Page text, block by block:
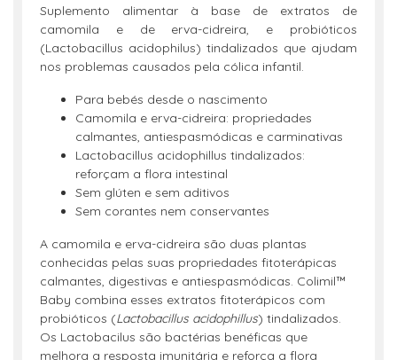
Suplemento alimentar à base de extratos de
camomila e de erva-cidreira, e probióticos
(Lactobacillus acidophilus) tindalizados que ajudam
nos problemas causados pela cólica infantil.
Para bebés desde o nascimento
Camomila e erva-cidreira: propriedades
calmantes, antiespasmódicas e carminativas
Lactobacillus acidophillus tindalizados:
reforçam a flora intestinal
Sem glúten e sem aditivos
Sem corantes nem conservantes
A camomila e erva-cidreira são duas plantas
conhecidas pelas suas propriedades fitoterápicas
calmantes, digestivas e antiespasmódicas. Colimil™
Baby combina esses extratos fitoterápicos com
probióticos (Lactobacillus acidophillus) tindalizados.
Os Lactobacilus são bactérias benéficas que
melhora a resposta imunitária e reforça a flora